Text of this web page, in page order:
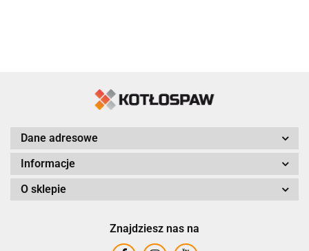
Dane adresowe
Informacje
O sklepie
Znajdziesz nas na